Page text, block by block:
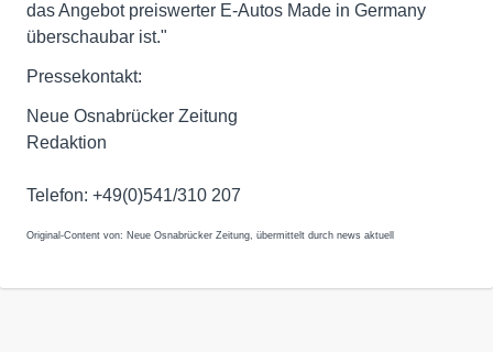
das Angebot preiswerter E-Autos Made in Germany
überschaubar ist."
Pressekontakt:
Neue Osnabrücker Zeitung
Redaktion
Telefon: +49(0)541/310 207
Original-Content von: Neue Osnabrücker Zeitung, übermittelt durch news aktuell